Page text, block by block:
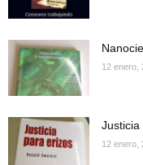
12 enero,
Justicia
12 enero,